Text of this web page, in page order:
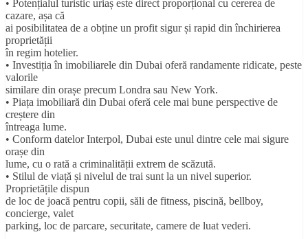
• Potențialul turistic uriaș este direct proporțional cu cererea de
cazare, așa că
ai posibilitatea de a obține un profit sigur și rapid din închirierea
proprietății
în regim hotelier.
• Investiția în imobiliarele din Dubai oferă randamente ridicate, peste
valorile
similare din orașe precum Londra sau New York.
• Piața imobiliară din Dubai oferă cele mai bune perspective de
creștere din
întreaga lume.
• Conform datelor Interpol, Dubai este unul dintre cele mai sigure
orașe din
lume, cu o rată a criminalității extrem de scăzută.
• Stilul de viață și nivelul de trai sunt la un nivel superior.
Proprietățile dispun
de loc de joacă pentru copii, săli de fitness, piscină, bellboy,
concierge, valet
parking, loc de parcare, securitate, camere de luat vederi.